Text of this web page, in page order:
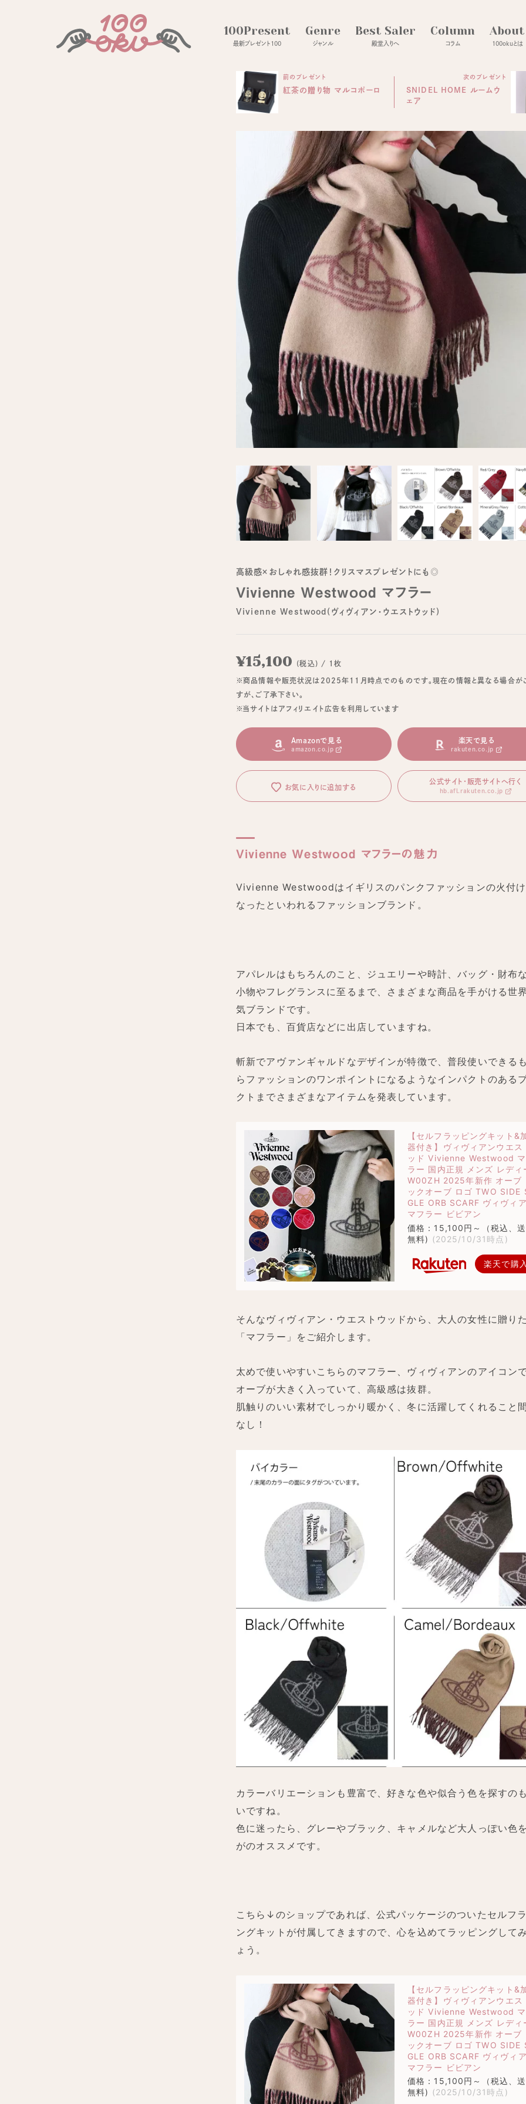
100Present
最新プレゼント100
Genre
ジャンル
Best Saler
殿堂入りへ
Column
コラム
About
100okuとは
前のプレゼント
紅茶の贈り物 マルコポーロ
次のプレゼント
SNIDEL HOME ルームウ
ェア
高級感×おしゃれ感抜群！クリスマスプレゼントにも◎
Vivienne Westwood マフラー
Vivienne Westwood(ヴィヴィアン・ウエストウッド)
¥15,100 (税込) / 1枚
※商品情報や販売状況は2025年11月時点でのものです。現在の情報と異なる場合が
すが、ご了承下さい。
※当サイトはアフィリエイト広告を利用しています
Amazonで見る
amazon.co.jp
楽天で見る
rakuten.co.jp
お気に入りに追加する
公式サイト・販売サイトへ行く
hb.afl.rakuten.co.jp
Vivienne Westwood マフラーの魅力
Vivienne Westwoodはイギリスのパンクファッションの火付
なったといわれるファッションブランド。
アパレルはもちろんのこと、ジュエリーや時計、バッグ・財布
小物やフレグランスに至るまで、さまざまな商品を手がける世
気ブランドです。
日本でも、百貨店などに出店していますね。
斬新でアヴァンギャルドなデザインが特徴で、普段使いできる
らファッションのワンポイントになるようなインパクトのある
クトまでさまざまなアイテムを発表しています。
【セルフラッピングキット&
器付き】ヴィヴィアンウエス
ッド Vivienne Westwood
ラー 国内正規 メンズ レディ
W00ZH 2025年新作 オーブ
ックオーブ ロゴ TWO SIDE
GLE ORB SCARF ヴィヴィ
マフラー ビビアン
価格：15,100円～（税込、
無料) (2025/10/31時点)
楽天で購
そんなヴィヴィアン・ウエストウッドから、大人の女性に贈り
「マフラー」をご紹介します。
太めで使いやすいこちらのマフラー、ヴィヴィアンのアイコン
オーブが大きく入っていて、高級感は抜群。
肌触りのいい素材でしっかり暖かく、冬に活躍してくれること
なし！
カラーバリエーションも豊富で、好きな色や似合う色を探すの
いですね。
色に迷ったら、グレーやブラック、キャメルなど大人っぽい色
がのオススメです。
こちら↓のショップであれば、公式パッケージのついたセルフ
ングキットが付属してきますので、心を込めてラッピングして
ょう。
【セルフラッピングキット&
器付き】ヴィヴィアンウエス
ッド Vivienne Westwood
ラー 国内正規 メンズ レディ
W00ZH 2025年新作 オーブ
ックオーブ ロゴ TWO SIDE
GLE ORB SCARF ヴィヴィ
マフラー ビビアン
価格：15,100円～（税込、
無料) (2025/10/31時点)